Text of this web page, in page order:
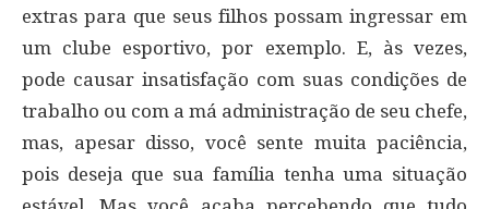
extras para que seus filhos possam ingressar em
um clube esportivo, por exemplo. E, às vezes,
pode causar insatisfação com suas condições de
trabalho ou com a má administração de seu chefe,
mas, apesar disso, você sente muita paciência,
pois deseja que sua família tenha uma situação